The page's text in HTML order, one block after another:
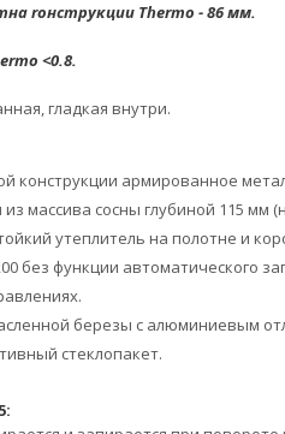
rонструкции Thermo - 86 мм.
<0.8.
гладкая внутри.
конструкции армированное
массива сосны глубиной 115 мм
утеплитель на полотне и
без функции автоматического
березы с алюминиевым
стеклопакет.